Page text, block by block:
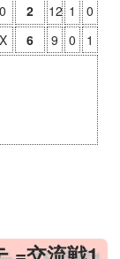
0 2 12 1
0
X 6 9 0
1